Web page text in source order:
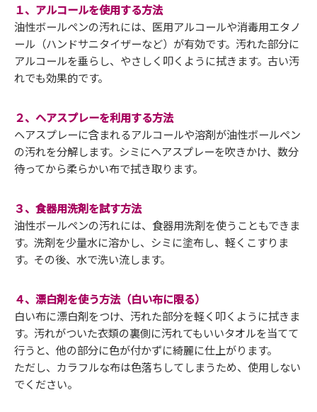
１、アルコールを使用する方法
油性ボールペンの汚れには、医用アルコールや消毒用エタノ
ール（ハンドサニタイザーなど）が有効です。汚れた部分に
アルコールを垂らし、やさしく叩くように拭きます。古い汚
れでも効果的です。
２、ヘアスプレーを利用する方法
ヘアスプレーに含まれるアルコールや溶剤が油性ボールペン
の汚れを分解します。シミにヘアスプレーを吹きかけ、数分
待ってから柔らかい布で拭き取ります。
３、食器用洗剤を試す方法
油性ボールペンの汚れには、食器用洗剤を使うこともできま
す。洗剤を少量水に溶かし、シミに塗布し、軽くこすりま
す。その後、水で洗い流します。
４、漂白剤を使う方法（白い布に限る）
白い布に漂白剤をつけ、汚れた部分を軽く叩くように拭きま
す。汚れがついた衣類の裏側に汚れてもいいタオルを当てて
行うと、他の部分に色が付かずに綺麗に仕上がります。
ただし、カラフルな布は色落ちしてしまうため、使用しない
でください。